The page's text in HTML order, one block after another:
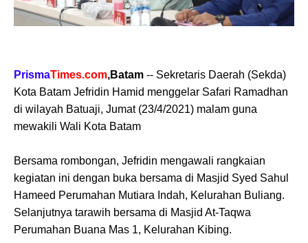
PrismaTimes.com,Batam -- Sekretaris Daerah (Sekda)
Kota Batam Jefridin Hamid menggelar Safari Ramadhan
di wilayah Batuaji, Jumat (23/4/2021) malam guna
mewakili Wali Kota Batam
Bersama rombongan, Jefridin mengawali rangkaian
kegiatan ini dengan buka bersama di Masjid Syed Sahul
Hameed Perumahan Mutiara Indah, Kelurahan Buliang.
Selanjutnya tarawih bersama di Masjid At-Taqwa
Perumahan Buana Mas 1, Kelurahan Kibing.